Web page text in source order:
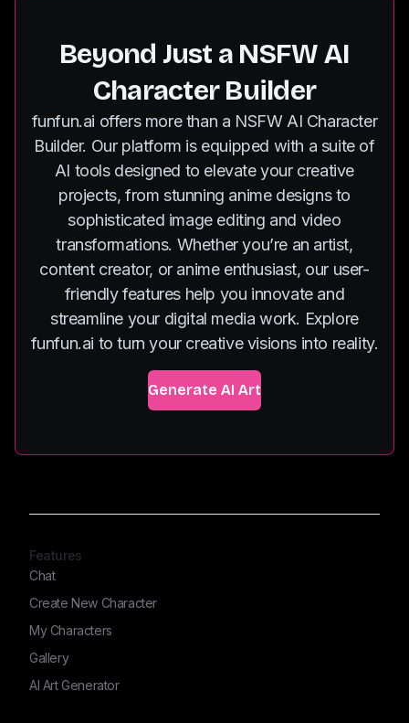
Beyond Just a NSFW AI
Character Builder
funfun.ai offers more than a NSFW AI Character
Builder. Our platform is equipped with a suite of
AI tools designed to elevate your creative
projects, from stunning anime designs to
sophisticated image editing and video
transformations. Whether you’re an artist,
content creator, or anime enthusiast, our user-
friendly features help you innovate and
streamline your digital media work. Explore
funfun.ai to turn your creative visions into reality.
Generate AI Art
Features
Chat
Create New Character
My Characters
Gallery
AI Art Generator